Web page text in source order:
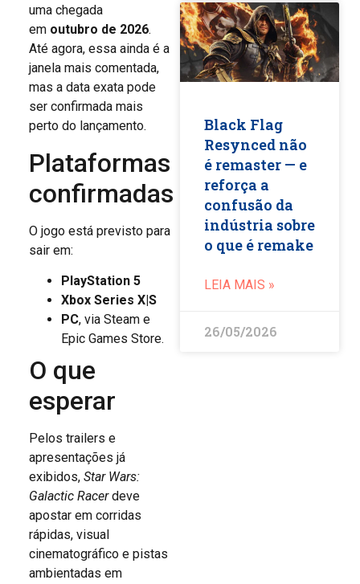
uma chegada
em outubro de 2026.
Até agora, essa ainda é a
janela mais comentada,
mas a data exata pode
ser confirmada mais
perto do lançamento.
Plataformas
confirmadas
O jogo está previsto para
sair em:
PlayStation 5
Xbox Series X|S
PC, via Steam e
Epic Games Store.
O que
esperar
Pelos trailers e
apresentações já
exibidos, Star Wars:
Galactic Racerdeve
apostar em corridas
rápidas, visual
cinematográfico e pistas
ambientadas em
Black Flag
Resynced não
é remaster — e
reforça a
confusão da
indústria sobre
o que é remake
LEIA MAIS »
26/05/2026